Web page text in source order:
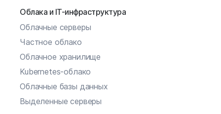
Облака и IT-инфраструктура
Облачные серверы
Частное облако
Облачное хранилище
Kubernetes-облако
Облачные базы данных
Выделенные серверы